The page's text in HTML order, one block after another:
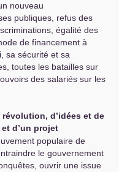
nouveau
publiques, refus des
égalité des
de financement à
sa sécurité et sa
toutes les batailles sur
des salariés sur les
d’idées et de
d’un projet
populaire de
le gouvernement
ouvrir une issue